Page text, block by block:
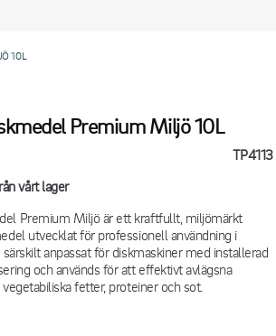
10L
Premium Miljö 10L
TP4113
vårt lager
Premium Miljö är ett kraftfullt, miljömärkt
utvecklat för professionell användning i
anpassat för diskmaskiner med installerad
och används för att effektivt avlägsna
fetter, proteiner och sot.